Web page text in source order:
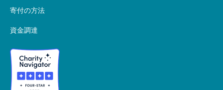
寄付の方法
資金調達